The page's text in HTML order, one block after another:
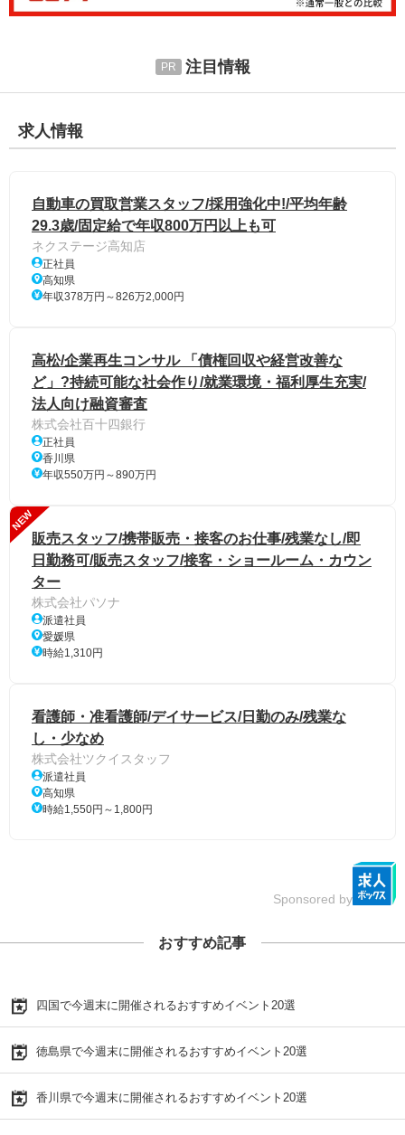
注目情報
求人情報
自動車の買取営業スタッフ/採用強化中!/平均年齢
29.3歳/固定給で年収800万円以上も可
ネクステージ高知店
正社員
高知県
年収378万円～826万2,000円
高松/企業再生コンサル 「債権回収や経営改善な
ど」?持続可能な社会作り/就業環境・福利厚生充実/
法人向け融資審査
株式会社百十四銀行
正社員
香川県
年収550万円～890万円
NEW
販売スタッフ/携帯販売・接客のお仕事/残業なし/即
日勤務可/販売スタッフ/接客・ショールーム・カウン
ター
株式会社パソナ
派遣社員
愛媛県
時給1,310円
看護師・准看護師/デイサービス/日勤のみ/残業な
し・少なめ
株式会社ツクイスタッフ
派遣社員
高知県
時給1,550円～1,800円
Sponsored by
おすすめ記事
四国で今週末に開催されるおすすめイベント20選
徳島県で今週末に開催されるおすすめイベント20選
香川県で今週末に開催されるおすすめイベント20選